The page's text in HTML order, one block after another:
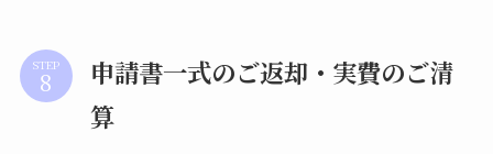
STEP
申請書一式のご返却・実費のご清
算